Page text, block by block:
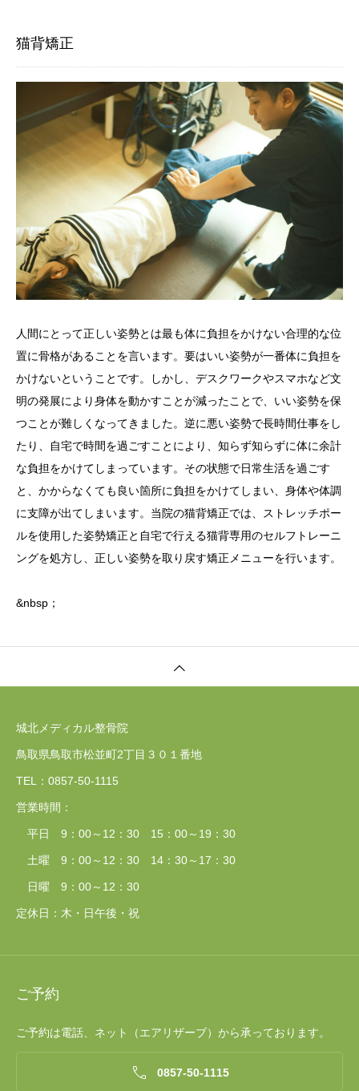
猫背矯正
人間にとって正しい姿勢とは最も体に負担をかけない合理的な位
置に骨格があることを言います。要はいい姿勢が一番体に負担を
かけないということです。しかし、デスクワークやスマホなど文
明の発展により身体を動かすことが減ったことで、いい姿勢を保
つことが難しくなってきました。逆に悪い姿勢で長時間仕事をし
たり、自宅で時間を過ごすことにより、知らず知らずに体に余計
な負担をかけてしまっています。その状態で日常生活を過ごす
と、かからなくても良い箇所に負担をかけてしまい、身体や体調
に支障が出てしまいます。当院の猫背矯正では、ストレッチポー
ルを使用した姿勢矯正と自宅で行える猫背専用のセルフトレーニ
ングを処方し、正しい姿勢を取り戻す矯正メニューを行います。
&nbsp；
城北メディカル整骨院
鳥取県鳥取市松並町2丁目３０１番地
TEL：0857‐50‐1115
営業時間：
平日 9：00～12：30 15：00～19：30
土曜 9：00～12：30 14：30～17：30
日曜 9：00～12：30
定休日：木・日午後・祝
ご予約
ご予約は電話、ネット（エアリザーブ）から承っております。
 0857‐50‐1115